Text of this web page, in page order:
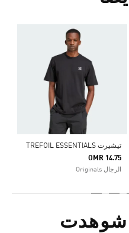
تيشيرت TREFOIL ESSENTIALS
OMR 14.75
الرجال Originals
شوهدت